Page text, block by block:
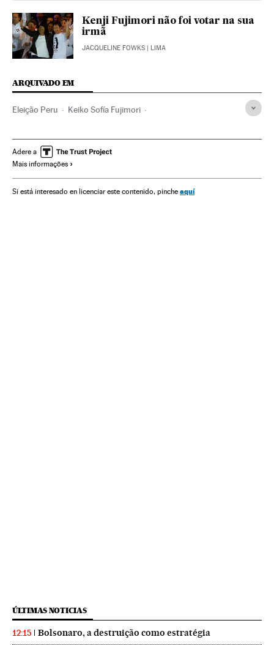
Kenji Fujimori não foi votar na sua
irmã
JACQUELINE FOWKS | LIMA
ARQUIVADO EM
Eleição Peru Keiko Sofía Fujimori
Eleições presidenciais Eleições
Política
Adere a
Mais informações
Si está interesado en licenciar este contenido, pinche aquí
ÚLTIMAS NOTICIAS
12:15 Bolsonaro, a destruição como estratégia